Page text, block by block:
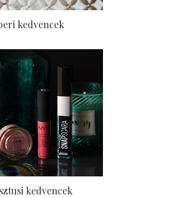
kedvencek
kedvencek